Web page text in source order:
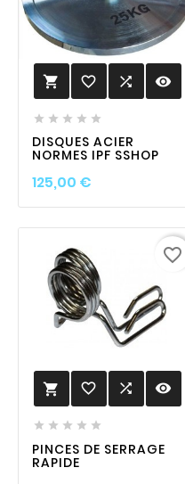
 favorite_border  visibility
    
DISQUES ACIER
NORMES IPF SSHOP
125,00 €Prix
 favorite_border  visibility
    
PINCES DE SERRAGE
RAPIDE
favorite_border